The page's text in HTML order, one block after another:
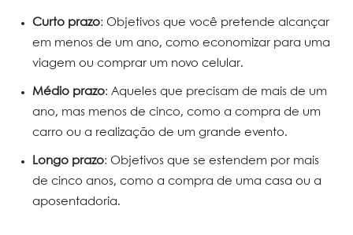
Curto prazo: Objetivos que você pretende alcançar
em menos de um ano, como economizar para uma
viagem ou comprar um novo celular.
Médio prazo: Aqueles que precisam de mais de um
ano, mas menos de cinco, como a compra de um
carro ou a realização de um grande evento.
Longo prazo: Objetivos que se estendem por mais
de cinco anos, como a compra de uma casa ou a
aposentadoria.